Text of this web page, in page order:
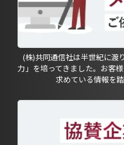
(株)共同通信社は半世紀に渡
力」を培ってきました。お客
求めている情報を